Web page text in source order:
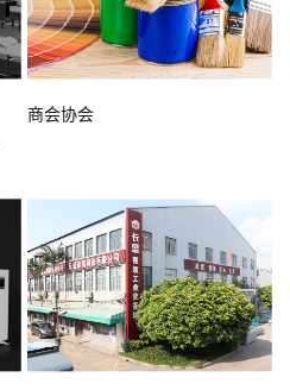
商会协会